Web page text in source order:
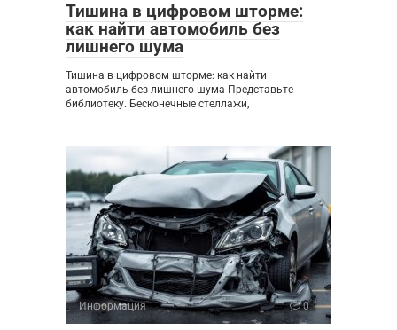
Тишина в цифровом шторме:
как найти автомобиль без
лишнего шума
Тишина в цифровом шторме: как найти
автомобиль без лишнего шума Представьте
библиотеку. Бесконечные стеллажи,
Информация 0